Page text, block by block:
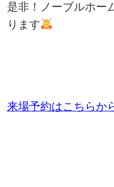
是非！ノーブルホー
ります
来場予約はこちらか